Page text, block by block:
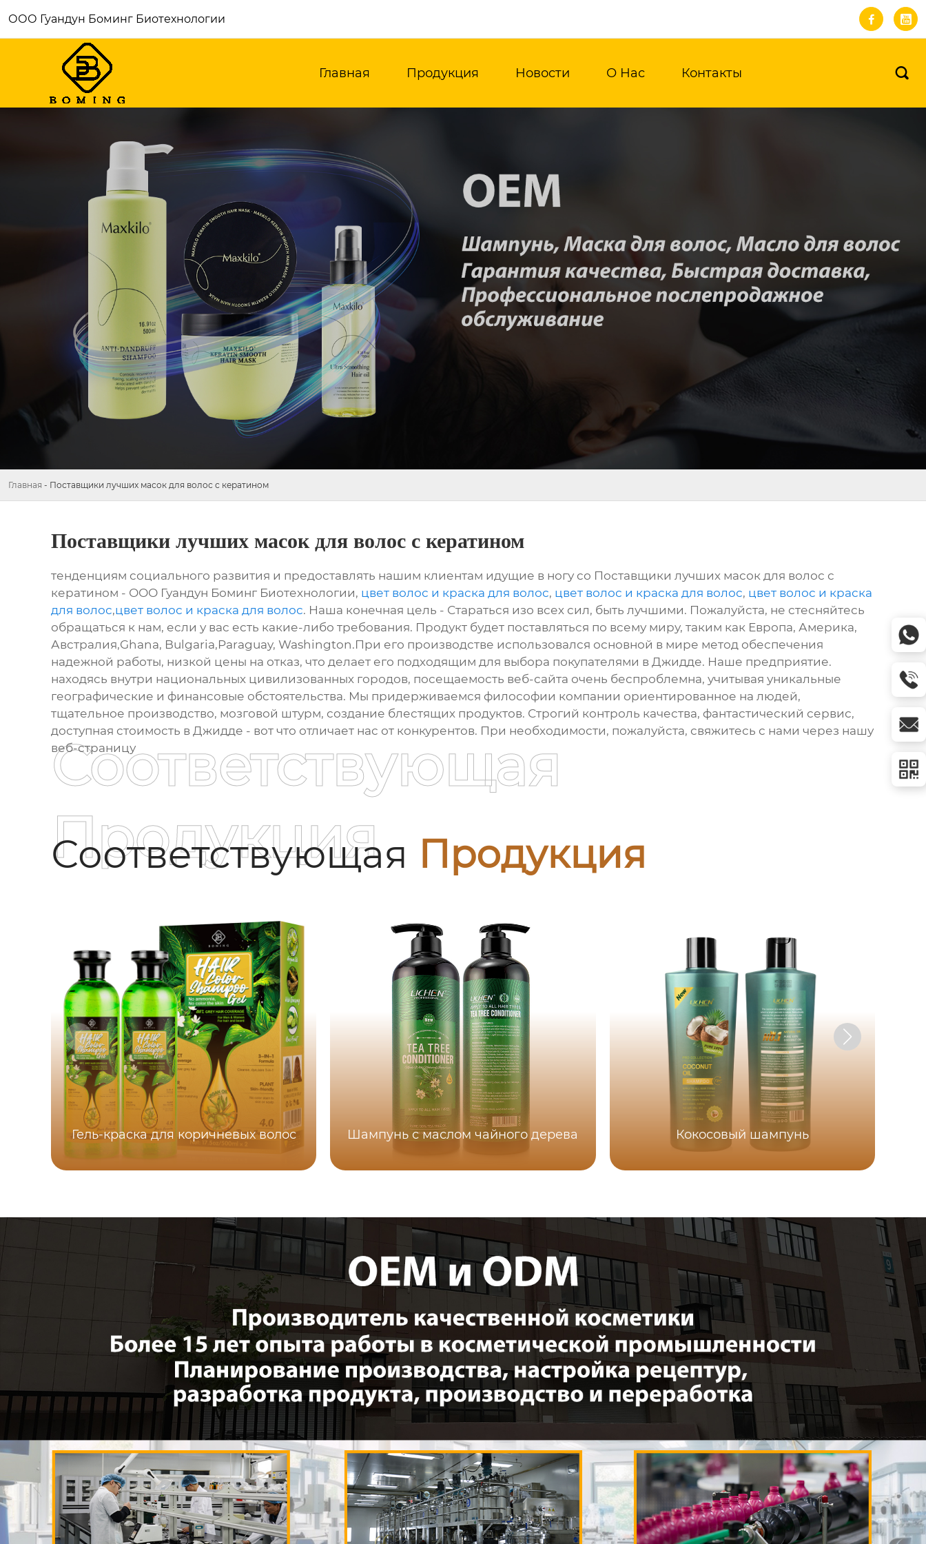
ООО Гуандун Боминг Биотехнологии  
Главная Продукция Новости О Нас Контакты 
Главная - Поставщики лучших масок для волос с кератином
Поставщики лучших масок для волос с кератином
тенденциям социального развития и предоставлять нашим клиентам идущие в ногу со Поставщики лучших масок для волос с
кератином - ООО Гуандун Боминг Биотехнологии, цвет волос и краска для волос, цвет волос и краска для волос, цвет волос и краска
для волос,цвет волос и краска для волос. Наша конечная цель - Стараться изо всех сил, быть лучшими. Пожалуйста, не стесняйтесь
обращаться к нам, если у вас есть какие-либо требования. Продукт будет поставляться по всему миру, таким как Европа, Америка,
Австралия,Ghana, Bulgaria,Paraguay, Washington.При его производстве использовался основной в мире метод обеспечения
надежной работы, низкой цены на отказ, что делает его подходящим для выбора покупателями в Джидде. Наше предприятие.
находясь внутри национальных цивилизованных городов, посещаемость веб-сайта очень беспроблемна, учитывая уникальные
географические и финансовые обстоятельства. Мы придерживаемся философии компании ориентированное на людей,
тщательное производство, мозговой штурм, создание блестящих продуктов. Строгий контроль качества, фантастический сервис,
доступная стоимость в Джидде - вот что отличает нас от конкурентов. При необходимости, пожалуйста, свяжитесь с нами через нашу
веб-страницу
Соответствующая Продукция
Соответствующая
Продукция
Гель-краска для коричневых волос Шампунь с маслом чайного дерева Кокосовый шампунь